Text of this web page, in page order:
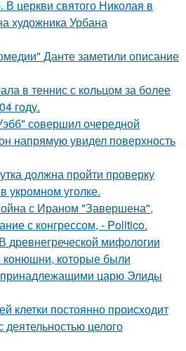
В церкви святого Николая в
художника Урбана
Данте заметили описание
в теннис с кольцом за более
году.
совершил очередной
напрямую увидел поверхность
должна пройти проверку
укромном уголке.
с Ираном "Завершена",
с конгрессом, - Politico.
мифологии
конюшни, которые были
царю Элиды
клетки постоянно происходит
деятельностью целого